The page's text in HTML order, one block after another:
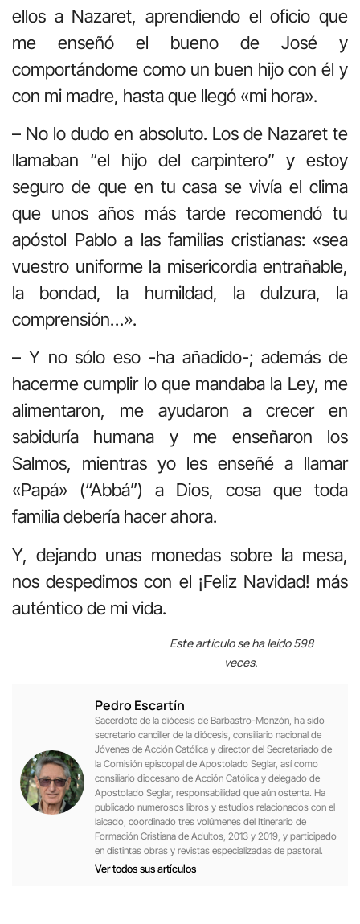
ellos a Nazaret, aprendiendo el oficio que
me enseñó el bueno de José y
comportándome como un buen hijo con él y
con mi madre, hasta que llegó «mi hora».
– No lo dudo en absoluto. Los de Nazaret te
llamaban “el hijo del carpintero” y estoy
seguro de que en tu casa se vivía el clima
que unos años más tarde recomendó tu
apóstol Pablo a las familias cristianas: «sea
vuestro uniforme la misericordia entrañable,
la bondad, la humildad, la dulzura, la
comprensión…».
– Y no sólo eso -ha añadido-; además de
hacerme cumplir lo que mandaba la Ley, me
alimentaron, me ayudaron a crecer en
sabiduría humana y me enseñaron los
Salmos, mientras yo les enseñé a llamar
«Papá» (“Abbá”) a Dios, cosa que toda
familia debería hacer ahora.
Y, dejando unas monedas sobre la mesa,
nos despedimos con el ¡Feliz Navidad! más
auténtico de mi vida.
Este artículo se ha leído 598
veces.
Pedro Escartín
Sacerdote de la diócesis de Barbastro-Monzón, ha sido
secretario canciller de la diócesis, consiliario nacional de
Jóvenes de Acción Católica y director del Secretariado de
la Comisión episcopal de Apostolado Seglar, así como
consiliario diocesano de Acción Católica y delegado de
Apostolado Seglar, responsabilidad que aún ostenta. Ha
publicado numerosos libros y estudios relacionados con el
laicado, coordinado tres volúmenes del Itinerario de
Formación Cristiana de Adultos, 2013 y 2019, y participado
en distintas obras y revistas especializadas de pastoral.
Ver todos sus artículos